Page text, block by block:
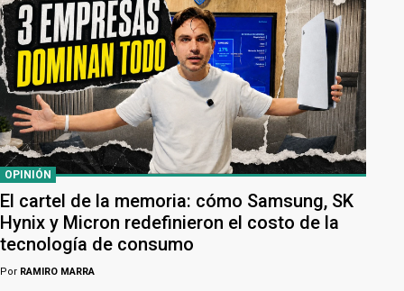
OPINIÓN
El cartel de la memoria: cómo Samsung, SK
Hynix y Micron redefinieron el costo de la
tecnología de consumo
Por RAMIRO MARRA